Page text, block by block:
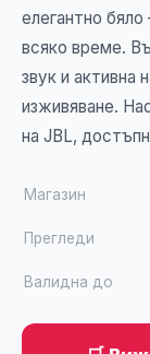
елегантно
всяко време.
звук и активна
изживяване.
на JBL,
Магазин
Прегледи
Валидна до